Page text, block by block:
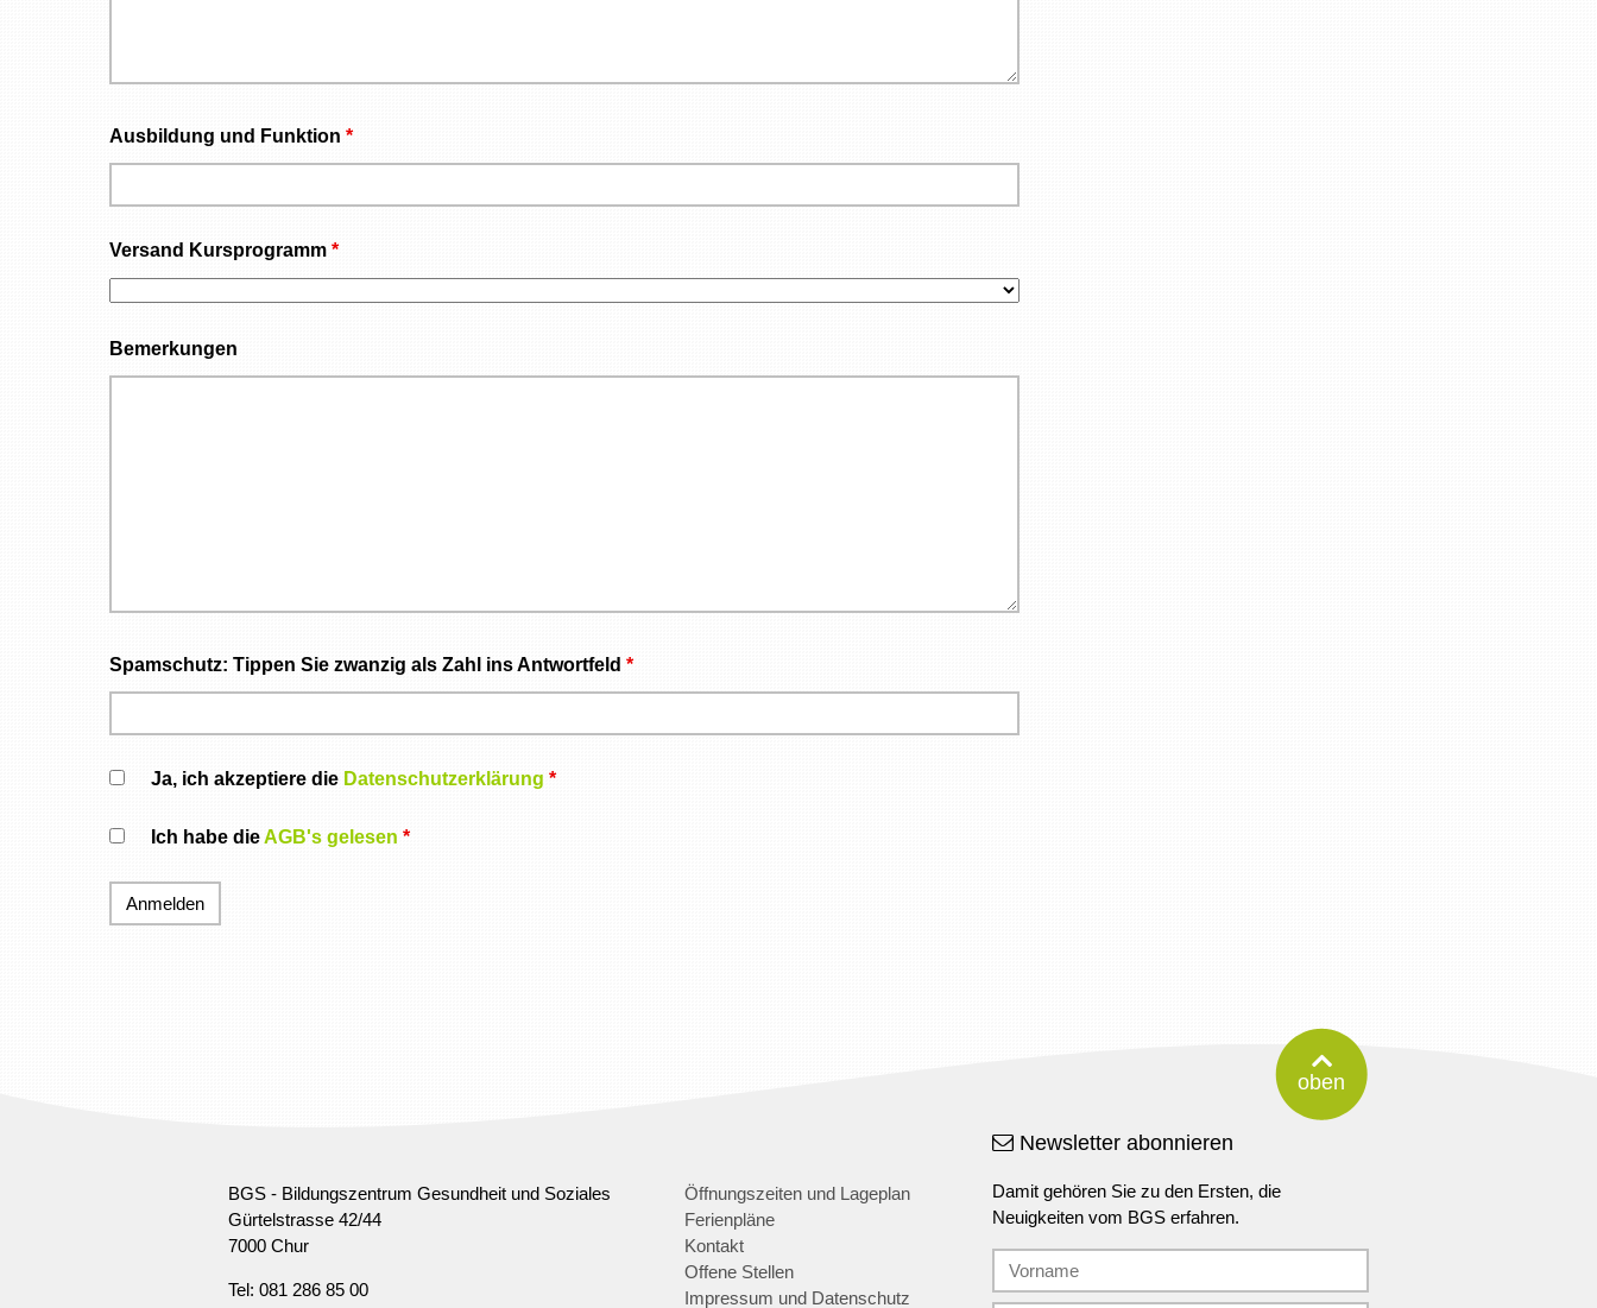
Ausbildung und Funktion *
Versand Kursprogramm *
Bemerkungen
Spamschutz: Tippen Sie zwanzig als Zahl ins Antwortfeld *
Ja, ich akzeptiere die Datenschutzerklärung *
Ich habe dieAGB's gelesen *
oben
BGS - Bildungszentrum Gesundheit und Soziales
Gürtelstrasse 42/44
7000 Chur
Tel: 081 286 85 00
Öffnungszeiten und Lageplan
Ferienpläne
Kontakt
Offene Stellen
Impressum und Datenschutz
Newsletter abonnieren
Damit gehören Sie zu den Ersten, die
Neuigkeiten vom BGS erfahren.